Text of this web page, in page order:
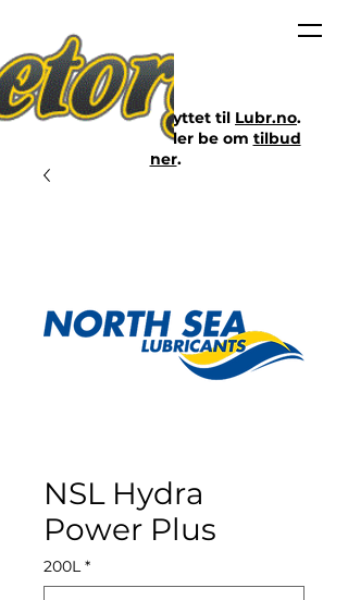
NSL Hydra
Power Plus
200L *
Nettbutikken er flyttet til Lubr.no.
Klikk på lenken eller be om tilbud
her.